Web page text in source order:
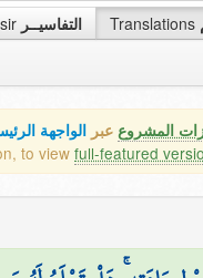
التفاسيــر Translations
المشروع عبر الواجهة
to view full-featured